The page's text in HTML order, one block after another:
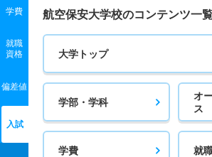
学費
就職
資格
偏差値
入試
航空保安大学校のコンテンツ一
大学トップ
学部・学科
オ
ス
学費 就